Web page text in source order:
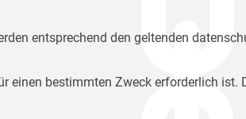
entsprechend den geltenden
einen bestimmten Zweck erforderlich